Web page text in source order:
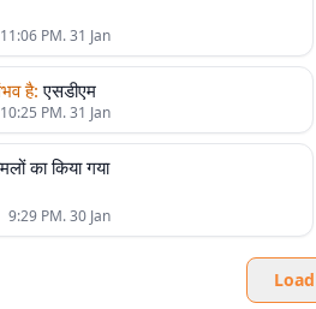
11:06 PM. 31 Jan
है: एसडीएम
10:25 PM. 31 Jan
का किया गया
9:29 PM. 30 Jan